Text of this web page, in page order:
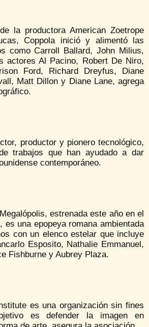
la productora American Zoetrope
Coppola inició y alimentó las
como Carroll Ballard, John Milius,
actores Al Pacino, Robert De Niro,
Ford, Richard Dreyfus, Diane
Matt Dillon y Diane Lane, agrega
productor y pionero tecnológico,
trabajos que han ayudado a dar
contemporáneo.
estrenada este año en el
es una epopeya romana ambientada
con un elenco estelar que incluye
Esposito, Nathalie Emmanuel,
Fishburne y Aubrey Plaza.
es una organización sin fines
es defender la imagen en